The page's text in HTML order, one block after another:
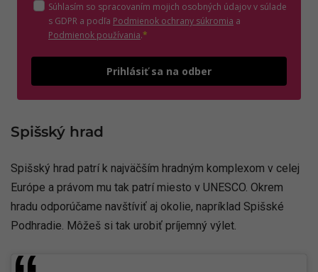
Súhlasím so spracovaním mojich osobných údajov v súlade
s GDPR a podľa Podmienok ochrany súkromia (otvorí sa v novom
a
Podmienok používania(otvorí sa v novom okne)
.*
Prihlásiť sa na odber
Spišský hrad
Spišský hrad patrí k najväčším hradným komplexom v celej
Európe a právom mu tak patrí miesto v UNESCO. Okrem
hradu odporúčame navštíviť aj okolie, napríklad Spišské
Podhradie. Môžeš si tak urobiť príjemný výlet.